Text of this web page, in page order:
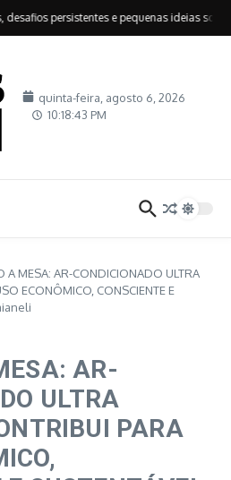
persistentes e pequenas ideias sobre
quinta-feira, agosto 6, 2026
10:18:43 PM
A MESA: AR-CONDICIONADO ULTRA
ECONÔMICO, CONSCIENTE E
AR-
ULTRA
PARA